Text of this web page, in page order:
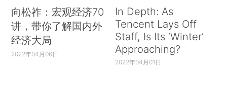
向松祚：宏观经济70
讲，带你了解国内外
经济大局
2022年04月06日
In Depth: As
Tencent Lays Off
Staff, Is Its ‘Winter’
Approaching?
2022年04月01日